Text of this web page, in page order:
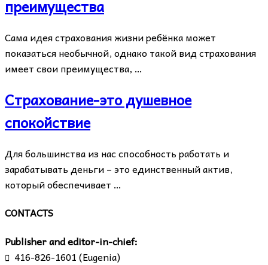
преимущества
Сама идея страхования жизни ребёнка может
показаться необычной, однако такой вид страхования
имеет свои преимущества, …
Страхование-это душевное
спокойствие
Для большинства из нас способность работать и
зарабатывать деньги – это единственный актив,
который обеспечивает …
CONTACTS
Publisher and editor-in-chief:
 416-826-1601 (Eugenia)